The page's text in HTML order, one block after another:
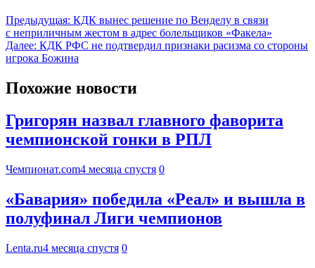
Предыдущая: КДК вынес решение по Венделу в связи
с неприличным жестом в адрес болельщиков «Факела»
Далее: КДК РФС не подтвердил признаки расизма со стороны
игрока Божина
Похожие новости
Григорян назвал главного фаворита
чемпионской гонки в РПЛ
Чемпионат.com4 месяца спустя 0
«Бавария» победила «Реал» и вышла в
полуфинал Лиги чемпионов
Lenta.ru4 месяца спустя 0